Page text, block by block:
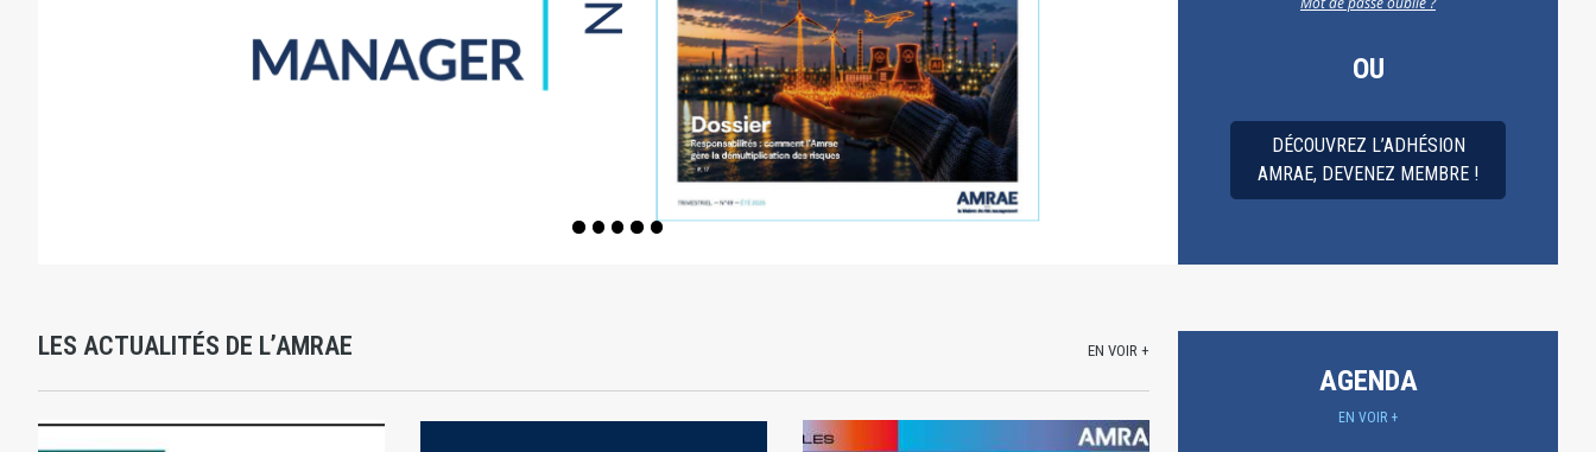
OU
DÉCOUVREZ L’ADHÉSION
AMRAE, DEVENEZ MEMBRE !
LES ACTUALITÉS DE L’AMRAE EN VOIR +
AGENDA
EN VOIR +